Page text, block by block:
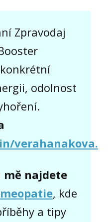
Zpravodaj
odolnost
verahanakova.
mě najdete
, kde
a tipy